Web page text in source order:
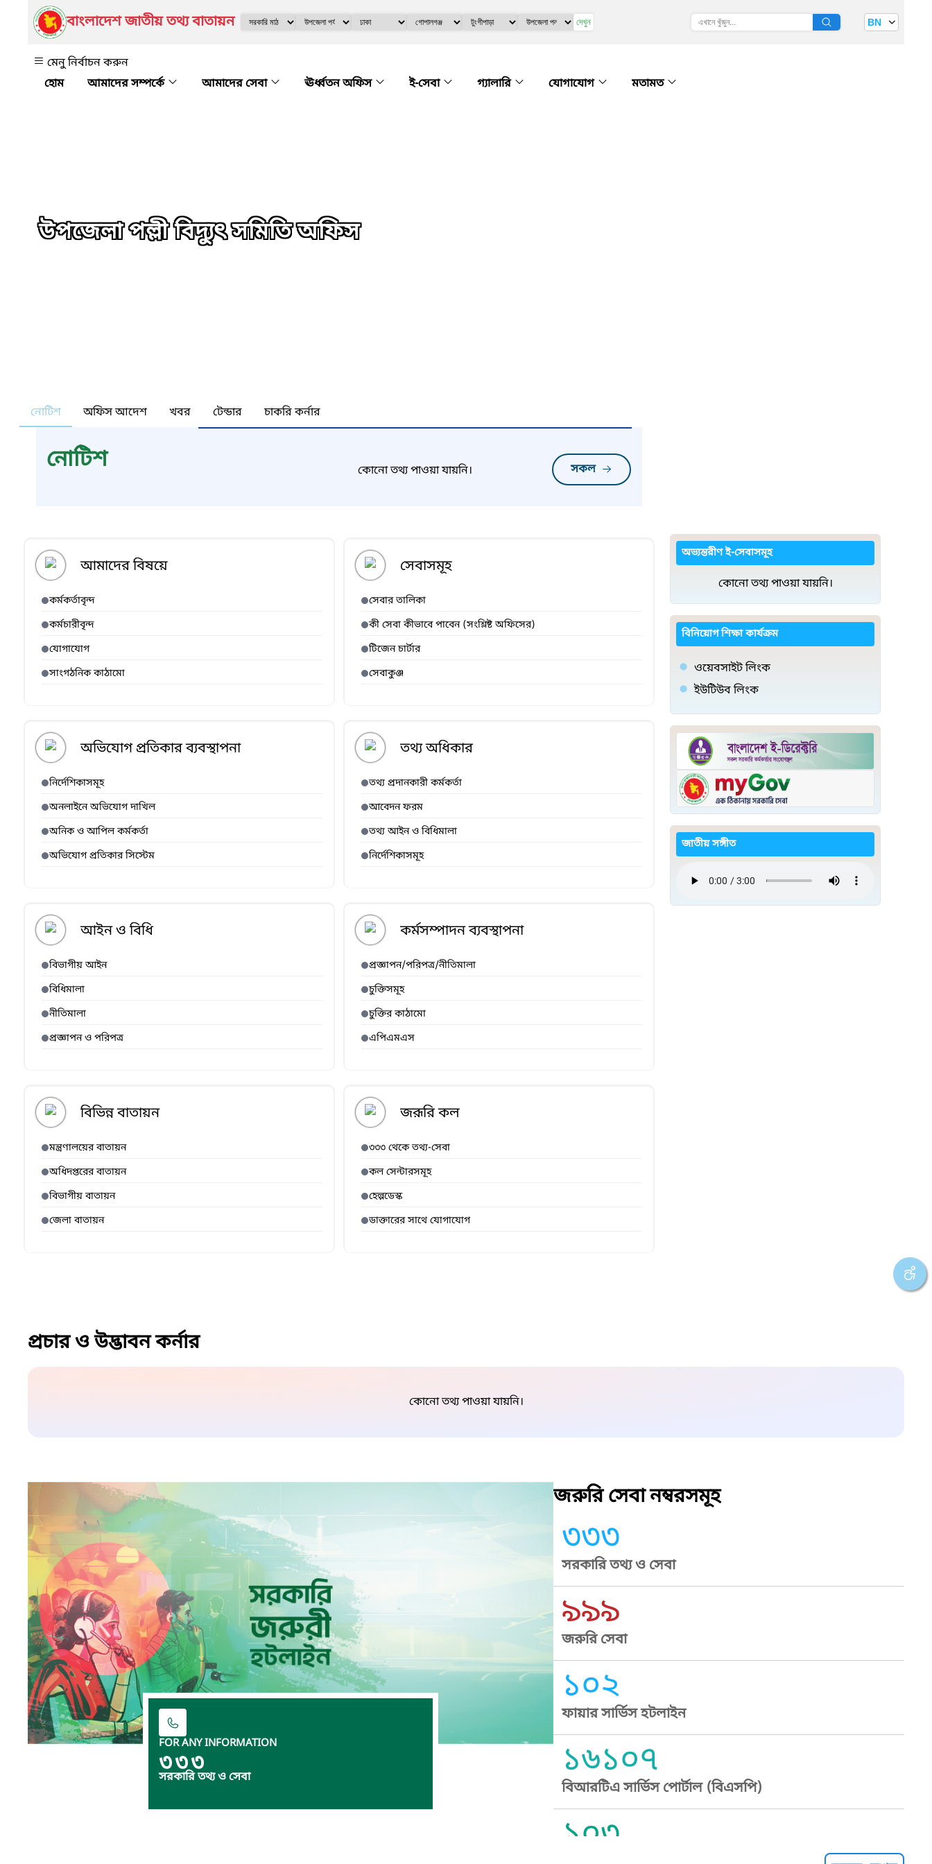
বাংলাদেশ জাতীয় তথ্য বাতায়ন দেখুন BN
মেনু নির্বাচন করুন
আমাদের সম্পর্কে
আমাদের সেবা ঊর্ধ্বতন অফিস ই-সেবা গ্যালারি যোগাযোগ মতামত
উপজেলা পল্লী বিদ্যুৎ সমিতি অফিস
নোটিশ অফিস আদেশ খবর টেন্ডার চাকরি কর্নার
নোটিশ সকল
কোনো তথ্য পাওয়া যায়নি।
আমাদের বিষয়ে
কর্মকর্তাবৃন্দ
কর্মচারীবৃন্দ
যোগাযোগ
সাংগঠনিক কাঠামো
সেবাসমূহ
সেবার তালিকা
কী সেবা কীভাবে পাবেন (সংশ্লিষ্ট অফিসের)
টিজেন চার্টার
সেবাকুঞ্জ
অভিযোগ প্রতিকার ব্যবস্থাপনা
নির্দেশিকাসমূহ
অনলাইনে অভিযোগ দাখিল
অনিক ও আপিল কর্মকর্তা
অভিযোগ প্রতিকার সিস্টেম
তথ্য অধিকার
তথ্য প্রদানকারী কর্মকর্তা
আবেদন ফরম
তথ্য আইন ও বিধিমালা
নির্দেশিকাসমূহ
আইন ও বিধি
বিভাগীয় আইন
বিধিমালা
নীতিমালা
প্রজ্ঞাপন ও পরিপত্র
কর্মসম্পাদন ব্যবস্থাপনা
প্রজ্ঞাপন/পরিপত্র/নীতিমালা
চুক্তিসমূহ
চুক্তির কাঠামো
এপিএমএস
বিভিন্ন বাতায়ন
মন্ত্রণালয়ের বাতায়ন
অধিদপ্তরের বাতায়ন
বিভাগীয় বাতায়ন
জেলা বাতায়ন
জরূরি কল
৩৩৩ থেকে তথ্য-সেবা
কল সেন্টারসমূহ
হেল্পডেস্ক
ডাক্তারের সাথে যোগাযোগ
অভ্যন্তরীণ ই-সেবাসমূহ
কোনো তথ্য পাওয়া যায়নি।
বিনিয়োগ শিক্ষা কার্যক্রম
ওয়েবসাইট লিংক
ইউটিউব লিংক
জাতীয় সঙ্গীত
প্রচার ও উদ্ভাবন কর্নার
কোনো তথ্য পাওয়া যায়নি।
FOR ANY INFORMATION
৩৩৩
সরকারি তথ্য ও সেবা
জরুরি সেবা নম্বরসমূহ
৩৩৩
সরকারি তথ্য ও সেবা
৯৯৯
জরুরি সেবা
১০২
ফায়ার সার্ভিস হটলাইন
১৬১০৭
বিআরটিএ সার্ভিস পোর্টাল (বিএসপি)
১০৩